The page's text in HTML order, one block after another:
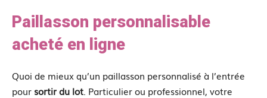
Paillasson personnalisable
acheté en ligne
Quoi de mieux qu’un paillasson personnalisé à l’entrée
pour sortir du lot. Particulier ou professionnel, votre